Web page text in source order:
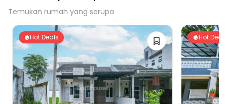
Temukan rumah yang serupa
Hot Deals Hot Deals